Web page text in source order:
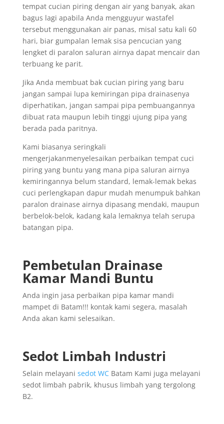
tempat cucian piring dengan air yang banyak, akan
bagus lagi apabila Anda mengguyur wastafel
tersebut menggunakan air panas, misal satu kali 60
hari, biar gumpalan lemak sisa pencucian yang
lengket di paralon saluran airnya dapat mencair dan
terbuang ke parit.
Jika Anda membuat bak cucian piring yang baru
jangan sampai lupa kemiringan pipa drainasenya
diperhatikan, jangan sampai pipa pembuangannya
dibuat rata maupun lebih tinggi ujung pipa yang
berada pada paritnya.
Kami biasanya seringkali
mengerjakanmenyelesaikan perbaikan tempat cuci
piring yang buntu yang mana pipa saluran airnya
kemiringannya belum standard, lemak-lemak bekas
cuci perlengkapan dapur mudah menumpuk bahkan
paralon drainase airnya dipasang mendaki, maupun
berbelok-belok, kadang kala lemaknya telah serupa
batangan pipa.
Pembetulan Drainase
Kamar Mandi Buntu
Anda ingin jasa perbaikan pipa kamar mandi
mampet di Batam!!! kontak kami segera, masalah
Anda akan kami selesaikan.
Sedot Limbah Industri
Selain melayani sedot WCBatam Kami juga melayani
sedot limbah pabrik, khusus limbah yang tergolong
B2.